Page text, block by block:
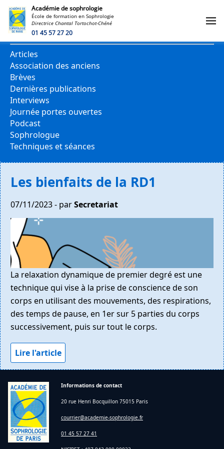
Académie de sophrologie
École de formation en Sophrologie
Directrice Chantal Tortochot-Chéné
01 45 57 27 20
Les bienfaits de la RD1
07/11/2023 - parSecretariat
La relaxation dynamique de premier degré est une
technique qui vise à la prise de conscience de son
corps en utilisant des mouvements, des respirations,
des temps de pause, en 1er sur 5 parties du corps
successivement, puis sur tout le corps.
Lire l'article
CATÉGORIES
Articles
Association des anciens
Brèves
Dernières publications
Interviews
Journée portes ouvertes
Podcast
Sophrologue
Techniques et séances
Informations de contact
20 rue Henri Bocquillon 75015 Paris
courrier@academie-sophrologie.fr
01 45 57 27 41